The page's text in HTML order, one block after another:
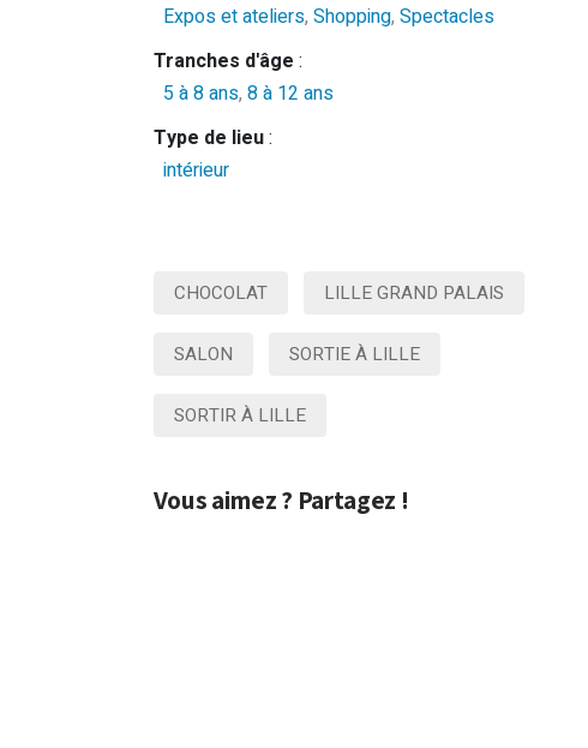
Expos et ateliers, Shopping, Spectacles
Tranches d'âge :
5 à 8 ans, 8 à 12 ans
Type de lieu:
intérieur
CHOCOLAT LILLE GRAND PALAIS
SALON SORTIE À LILLE
SORTIR À LILLE
Vous aimez ? Partagez !